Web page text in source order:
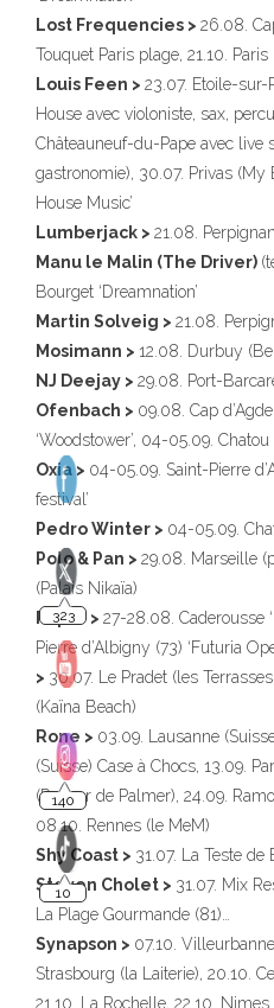
Lost Frequencies > 26.08.
Touquet Paris plage, 21.10.
Louis Feen > 23.07. Etoile-sur-
House avec violoniste, sax,
Châteauneuf-du-Pape avec live
gastronomie), 30.07. Privas (My
House Music’
Lumberjack > 21.08.
Manu le Malin (The Driver)
Bourget ‘Dreamnation’
Martin Solveig > 21.08.
Mosimann > 12.08. Durbuy
NJ Deejay > 29.08. Port-
Ofenbach > 09.08. Cap
‘Woodstower’, 04-05.09. Chatou
Oxia > 04-05.09. Saint-Pierre
festival’
Pedro Winter > 04-05.09.
Polo & Pan > 29.08. Marseille
(Palais Nikaïa)
Popof > 27-28.08. Caderousse
Pierre d’Albigny (73) ‘Futuria
> 30.07. Le Pradet (les
(Kaïna Beach)
Rone > 03.09. Lausanne
(Suisse) Case à Chocs, 13.09.
(Rocher de Palmer), 24.09.
08.10. Rennes (le MeM)
Shy Coast > 31.07. La Teste
Steven Cholet > 31.07. Mix
La Plage Gourmande (81)…
Synapson > 07.10.
Strasbourg (la Laiterie), 20.10.
21.10. La Rochelle, 22.10. Nimes…